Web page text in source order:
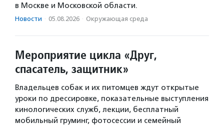
в Москве и Московской области.
Новости · 05.08.2026 · Окружающая среда
Мероприятие цикла «Друг,
спасатель, защитник»
Владельцев собак и их питомцев ждут открытые
уроки по дрессировке, показательные выступления
кинологических служб, лекции, бесплатный
мобильный груминг, фотосессии и семейный